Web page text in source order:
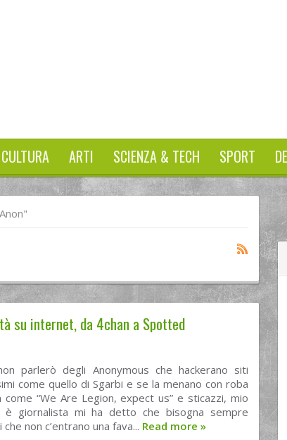
CULTURA ARTI SCIENZA & TECH SPORT
su internet, da 4chan a Spotted
parlerò degli Anonymous che hackerano siti
come quello di Sgarbi e se la menano con roba
come “We Are Legion, expect us” e sticazzi, mio
è giornalista mi ha detto che bisogna sempre
non c’entrano una fava... Read more »